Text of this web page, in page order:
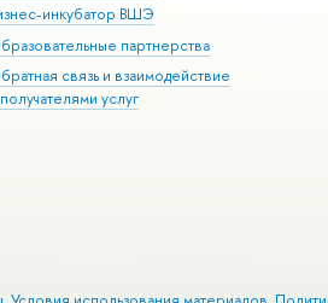
инкубатор ВШЭ
партнерства
связь и взаимодействие
услуг